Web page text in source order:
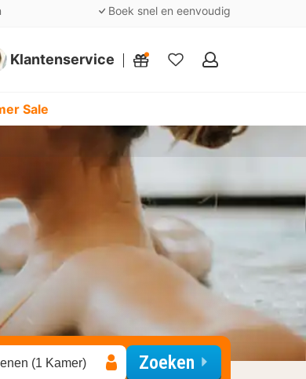
Boek snel en eenvoudig
Klantenservice
Mijn
Sale
(1 Kamer) Zoeken